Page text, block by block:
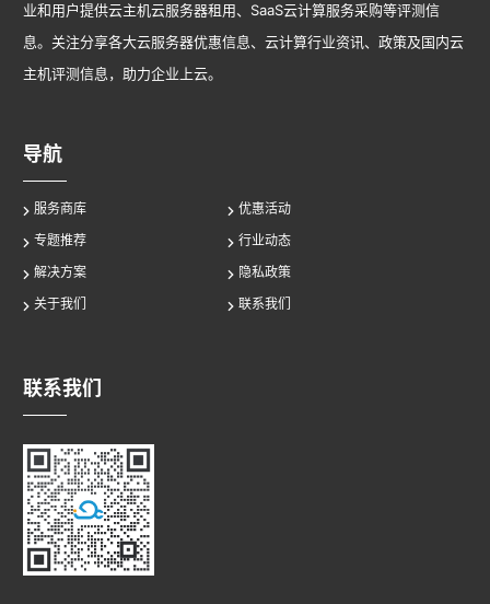
业和用户提供云主机云服务器租用、SaaS云计算服务采购等评测信
息。关注分享各大云服务器优惠信息、云计算行业资讯、政策及国内云
主机评测信息，助力企业上云。
导航
服务商库
优惠活动
专题推荐
行业动态
解决方案
隐私政策
关于我们
联系我们
联系我们